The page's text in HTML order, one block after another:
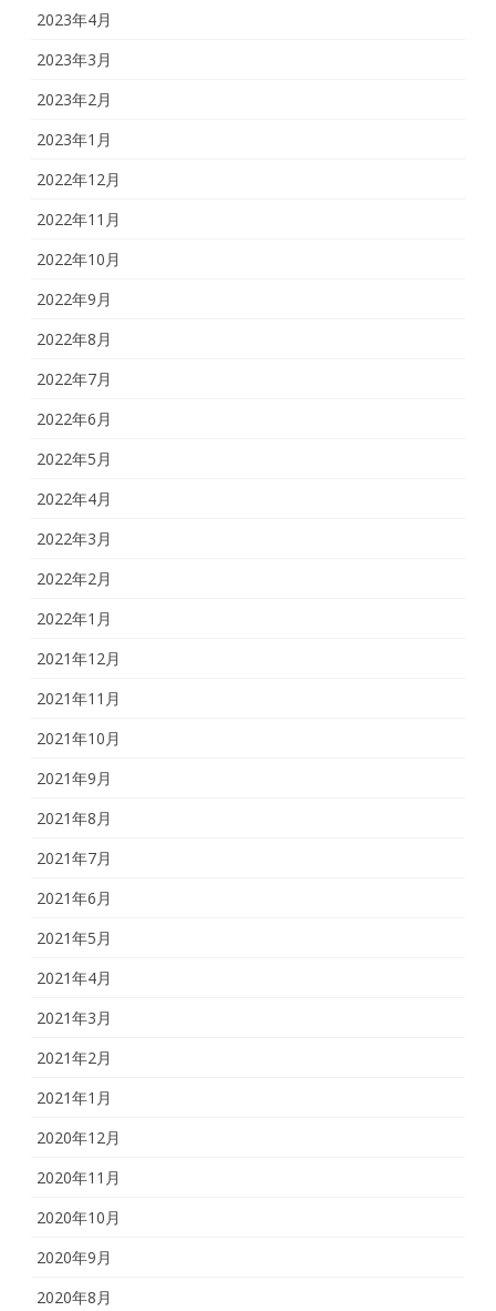
2023年4月
2023年3月
2023年2月
2023年1月
2022年12月
2022年11月
2022年10月
2022年9月
2022年8月
2022年7月
2022年6月
2022年5月
2022年4月
2022年3月
2022年2月
2022年1月
2021年12月
2021年11月
2021年10月
2021年9月
2021年8月
2021年7月
2021年6月
2021年5月
2021年4月
2021年3月
2021年2月
2021年1月
2020年12月
2020年11月
2020年10月
2020年9月
2020年8月